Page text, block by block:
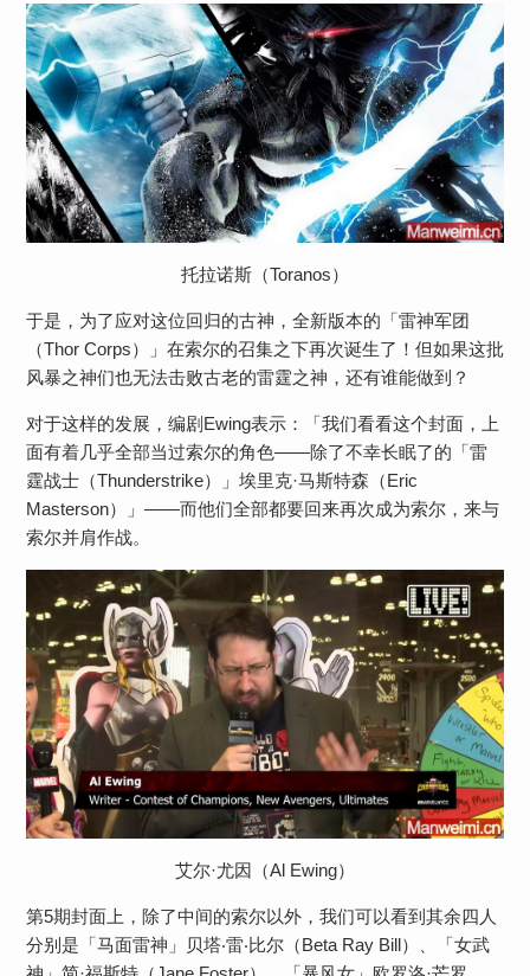
托拉诺斯（Toranos）
于是，为了应对这位回归的古神，全新版本的「雷神军团
（Thor Corps）」在索尔的召集之下再次诞生了！但如果这批
风暴之神们也无法击败古老的雷霆之神，还有谁能做到？
对于这样的发展，编剧Ewing表示：「我们看看这个封面，上
面有着几乎全部当过索尔的角色——除了不幸长眠了的「雷
霆战士（Thunderstrike）」埃里克·马斯特森（Eric
Masterson）」——而他们全部都要回来再次成为索尔，来与
索尔并肩作战。
艾尔·尤因（Al Ewing）
第5期封面上，除了中间的索尔以外，我们可以看到其余四人
分别是「马面雷神」贝塔‧雷‧比尔（Beta Ray Bill）、「女武